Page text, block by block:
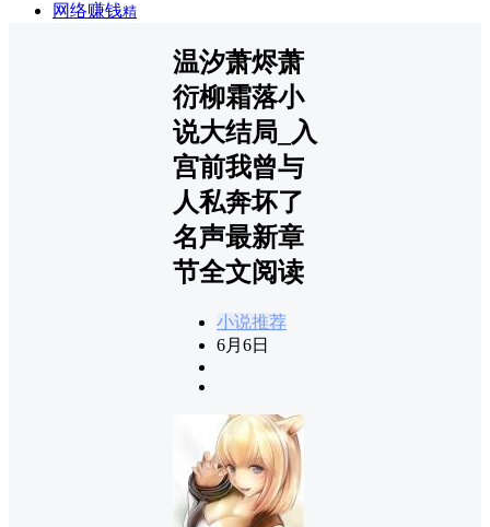
网络赚钱精
温汐萧烬萧
衍柳霜落小
说大结局_入
宫前我曾与
人私奔坏了
名声最新章
节全文阅读
小说推荐
6月6日